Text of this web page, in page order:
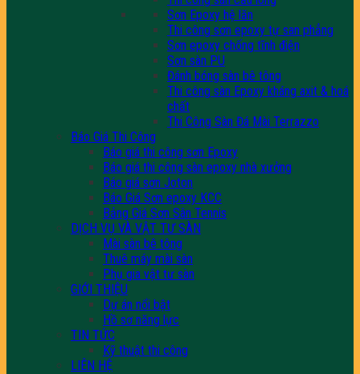
Sơn Epoxy hệ lăn
Thi công sơn epoxy tự san phẳng
Sơn epoxy chống tĩnh điện
Sơn sàn PU
Đánh bóng sàn bê tông
Thi công sàn Epoxy kháng axit & hoá
chất
Thi Công Sàn Đá Mài Terrazzo
Báo Giá Thi Công
Báo giá thi công sơn Epoxy
Báo giá thi công sàn epoxy nhà xưởng
Báo giá sơn Joton
Báo Giá Sơn epoxy KCC
Bảng Giá Sơn Sân Tennis
DỊCH VỤ VÀ VẬT TƯ SÀN
Mài sàn bê tông
Thuê máy mài sàn
Phụ gia vật tư sàn
GIỚI THIỆU
Dự án nổi bật
Hồ sơ năng lực
TIN TỨC
Kỹ thuật thi công
LIÊN HỆ